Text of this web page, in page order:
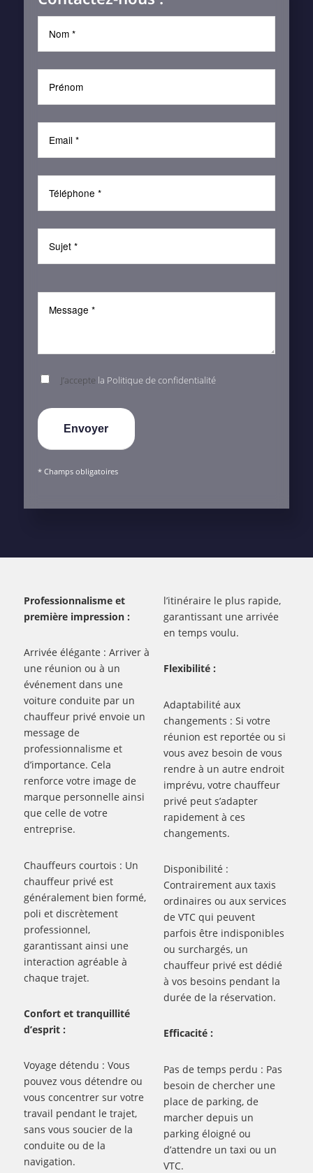
J’accepte la Politique de confidentialité
* Champs obligatoires
Professionnalisme et
première impression :
Arrivée élégante : Arriver à
une réunion ou à un
événement dans une
voiture conduite par un
chauffeur privé envoie un
message de
professionnalisme et
d’importance. Cela
renforce votre image de
marque personnelle ainsi
que celle de votre
entreprise.
Chauffeurs courtois : Un
chauffeur privé est
généralement bien formé,
poli et discrètement
professionnel,
garantissant ainsi une
interaction agréable à
chaque trajet.
Confort et tranquillité
d’esprit :
Voyage détendu : Vous
pouvez vous détendre ou
vous concentrer sur votre
travail pendant le trajet,
sans vous soucier de la
conduite ou de la
navigation.
l’itinéraire le plus rapide,
garantissant une arrivée
en temps voulu.
Flexibilité :
Adaptabilité aux
changements : Si votre
réunion est reportée ou si
vous avez besoin de vous
rendre à un autre endroit
imprévu, votre chauffeur
privé peut s’adapter
rapidement à ces
changements.
Disponibilité :
Contrairement aux taxis
ordinaires ou aux services
de VTC qui peuvent
parfois être indisponibles
ou surchargés, un
chauffeur privé est dédié
à vos besoins pendant la
durée de la réservation.
Efficacité :
Pas de temps perdu : Pas
besoin de chercher une
place de parking, de
marcher depuis un
parking éloigné ou
d’attendre un taxi ou un
VTC.